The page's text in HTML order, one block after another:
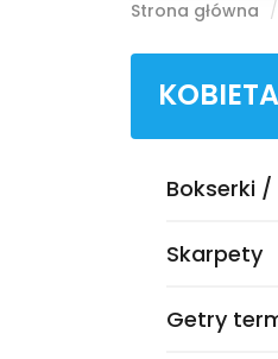
Strona główna
KOBIETA
Bokserki
Skarpety
Getry